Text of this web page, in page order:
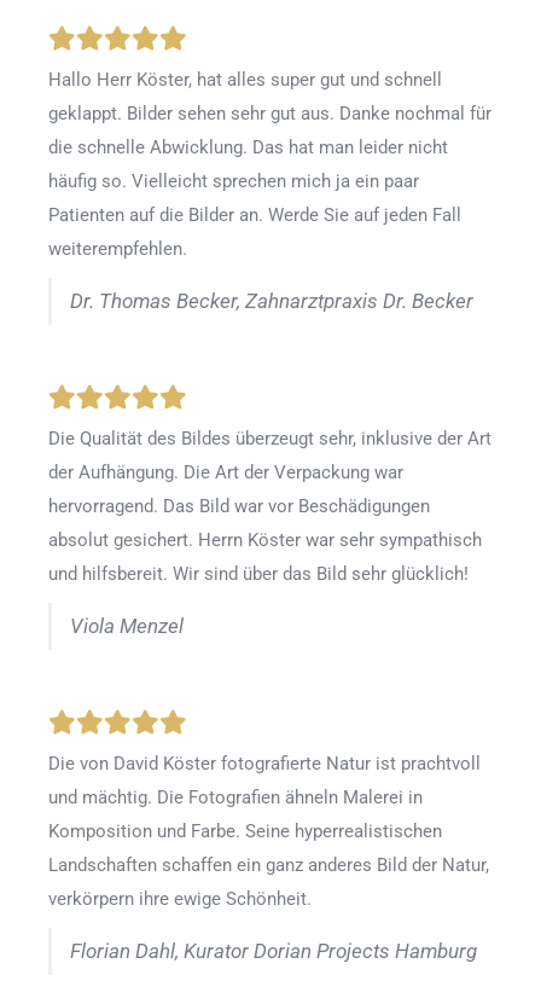
Hallo Herr Köster, hat alles super gut und schnell
geklappt. Bilder sehen sehr gut aus. Danke nochmal für
die schnelle Abwicklung. Das hat man leider nicht
häufig so. Vielleicht sprechen mich ja ein paar
Patienten auf die Bilder an. Werde Sie auf jeden Fall
weiterempfehlen.
Dr. Thomas Becker, Zahnarztpraxis Dr. Becker
Die Qualität des Bildes überzeugt sehr, inklusive der Art
der Aufhängung. Die Art der Verpackung war
hervorragend. Das Bild war vor Beschädigungen
absolut gesichert. Herrn Köster war sehr sympathisch
und hilfsbereit. Wir sind über das Bild sehr glücklich!
Viola Menzel
Die von David Köster fotografierte Natur ist prachtvoll
und mächtig. Die Fotografien ähneln Malerei in
Komposition und Farbe. Seine hyperrealistischen
Landschaften schaffen ein ganz anderes Bild der Natur,
verkörpern ihre ewige Schönheit.
Florian Dahl, Kurator Dorian Projects Hamburg